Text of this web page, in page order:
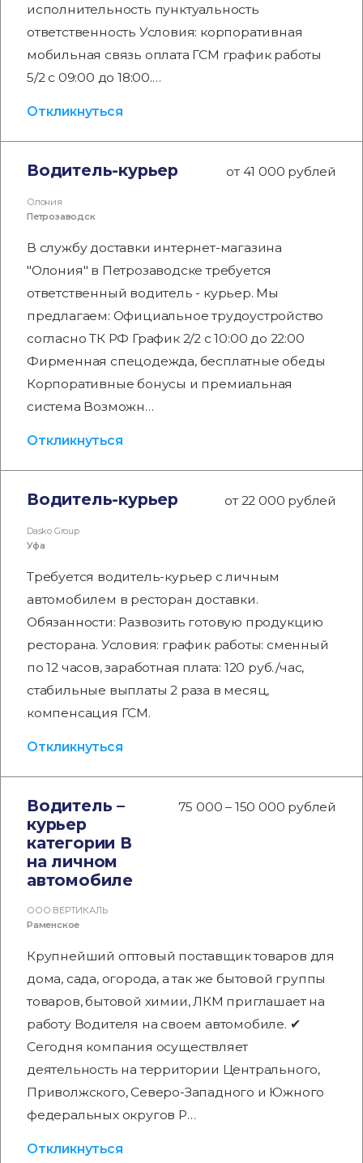
исполнительность пунктуальность
ответственность Условия: корпоративная
мобильная связь оплата ГСМ график работы
5/2 с 09:00 до 18:00.…
Откликнуться
Водитель-курьер от 41 000 рублей
Олония
Петрозаводск
В службу доставки интернет-магазина
"Олония" в Петрозаводске требуется
ответственный водитель - курьер. Мы
предлагаем: Официальное трудоустройство
согласно ТК РФ График 2/2 с 10:00 до 22:00
Фирменная спецодежда, бесплатные обеды
Корпоративные бонусы и премиальная
система Возможн…
Откликнуться
Водитель-курьер от 22 000 рублей
Dasko Group
Уфа
Требуется водитель-курьер с личным
автомобилем в ресторан доставки.
Обязанности: Развозить готовую продукцию
ресторана. Условия: график работы: сменный
по 12 часов, заработная плата: 120 руб./час,
стабильные выплаты 2 раза в месяц,
компенсация ГСМ.
Откликнуться
Водитель –
курьер
категории В
на личном
автомобиле
75 000 – 150 000 рублей
ООО ВЕРТИКАЛЬ
Раменское
Крупнейший оптовый поставщик товаров для
дома, сада, огорода, а так же бытовой группы
товаров, бытовой химии, ЛКМ приглашает на
работу Водителя на своем автомобиле. ✔
Сегодня компания осуществляет
деятельность на территории Центрального,
Приволжского, Северо-Западного и Южного
федеральных округов Р…
Откликнуться